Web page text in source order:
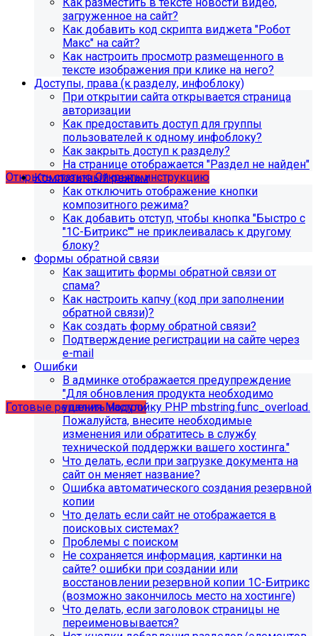
С 1 февраля 2023 года ограничена
поддержка продуктов 1С-Битрикс на
PHP версии ниже 8.0. Рекомендуемая
версия PHP - 8.1 и выше
Открыть статьюОткрыть инструкцию
Учебные курсы
по работе с готовыми решениями и модулями
размещены в разделе "Учебные курсы"
Готовые решенияМодули
Инструкция по удалению ссылок на
социальные сети
загруженное на сайт?
Как добавить код скрипта виджета "Робот
Макс" на сайт?
Как настроить просмотр размещенного в
тексте изображения при клике на него?
Доступы, права (к разделу, инфоблоку)
При открытии сайта открывается страница
авторизации
Как предоставить доступ для группы
пользователей к одному инфоблоку?
Как закрыть доступ к разделу?
На странице отображается "Раздел не найден"
Композитный режим
Как отключить отображение кнопки
композитного режима?
Как добавить отступ, чтобы кнопка "Быстро с
"1С-Битрикс"" не приклеивалась к другому
блоку?
Формы обратной связи
Как защитить формы обратной связи от
спама?
Как настроить капчу (код при заполнении
обратной связи)?
Как создать форму обратной связи?
Подтверждение регистрации на сайте через
e-mail
Ошибки
В админке отображается предупреждение
"Для обновления продукта необходимо
удалить настройку PHP mbstring.func_overload.
Пожалуйста, внесите необходимые
изменения или обратитесь в службу
технической поддержки вашего хостинга."
Что делать, если при загрузке документа на
сайт он меняет название?
Ошибка автоматического создания резервной
копии
Что делать если сайт не отображается в
поисковых системах?
Проблемы с поиском
Не сохраняется информация, картинки на
сайте? ошибки при создании или
восстановлении резервной копии 1С-Битрикс
(возможно закончилось место на хостинге)
Что делать, если заголовок страницы не
переименовывается?